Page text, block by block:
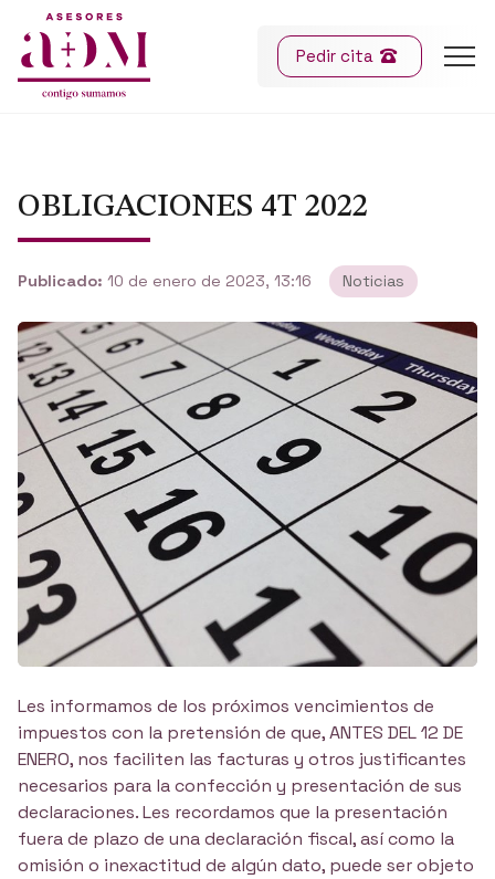
Pedir cita
OBLIGACIONES 4T 2022
Publicado: 10 de enero de 2023, 13:16 Noticias
Les informamos de los próximos vencimientos de
impuestos con la pretensión de que, ANTES DEL 12 DE
ENERO, nos faciliten las facturas y otros justificantes
necesarios para la confección y presentación de sus
declaraciones. Les recordamos que la presentación
fuera de plazo de una declaración fiscal, así como la
omisión o inexactitud de algún dato, puede ser objeto